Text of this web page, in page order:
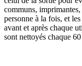
communs,
personne à la fois, et
avant et après chaque
sont nettoyés chaque